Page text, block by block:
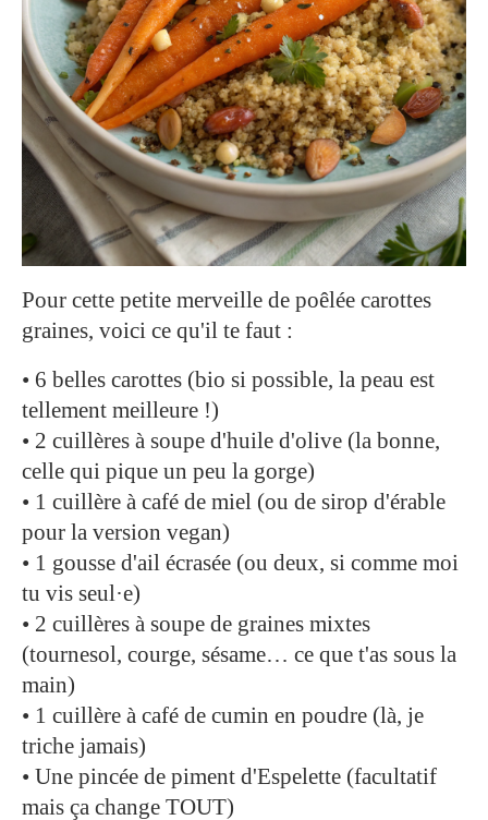
Pour cette petite merveille de poêlée carottes
graines, voici ce qu'il te faut :
• 6 belles carottes (bio si possible, la peau est
tellement meilleure !)
• 2 cuillères à soupe d'huile d'olive (la bonne,
celle qui pique un peu la gorge)
• 1 cuillère à café de miel (ou de sirop d'érable
pour la version vegan)
• 1 gousse d'ail écrasée (ou deux, si comme moi
tu vis seul·e)
• 2 cuillères à soupe de graines mixtes
(tournesol, courge, sésame… ce que t'as sous la
main)
• 1 cuillère à café de cumin en poudre (là, je
triche jamais)
• Une pincée de piment d'Espelette (facultatif
mais ça change TOUT)